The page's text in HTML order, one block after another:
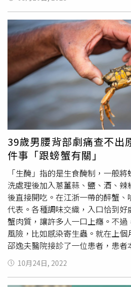
裡，沒有看到腸子等臟器，只看
坦言從來沒看過這種狀況，但當
理乾淨後，直接煮熟食用。還來
對她說，她在殺魚時看到的類似白
是寄生蟲」。原來那個類似「陽
絛蟲的裂頭蚴，魚類是其中間的宿
的體內，會造成魚兒生長停滯，甚
魚類死亡。影片曝光後，不少人
了」、「我可能就會當麵條煮掉」
了」。(影片請點我)
39歲男腰背部劇痛查不
件事「跟螃蟹有關」
「生醃」指的是生食醃制，一般
洗處理後加入蔥薑蒜、鹽、酒、
後直接開吃。在江浙一帶的醉蟹
代表。各種調味交織，入口恰到好
蟹肉質，讓許多人一口上癮。不
風險，比如感染寄生蟲。就在上
邵逸夫醫院接診了一位患者，患
蟹、寄生蟲，四方共同上演了一
時，39歲的陸先生冒冷汗被送到
10月24日, 2022